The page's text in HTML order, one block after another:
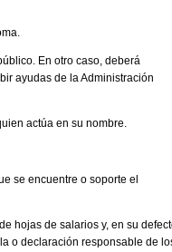
En otro caso, deberá
ayudas de la Administración
actúa en su nombre.
se encuentre o soporte el
hojas de salarios y, en su
o declaración responsable de